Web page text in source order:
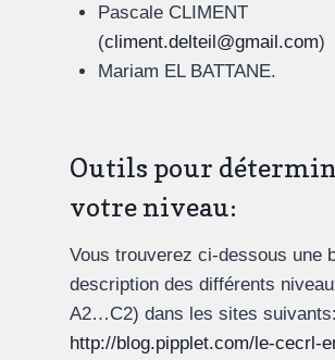
Pascale CLIMENT
(climent.delteil@gmail.com)
Mariam EL BATTANE.
Outils pour
votre niveau:
Vous trouverez ci-dessous une
description des différents
A2…C2) dans les sites suivants:
http://blog.pipplet.com/le-cecrl-